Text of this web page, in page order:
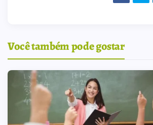
Você também pode gostar